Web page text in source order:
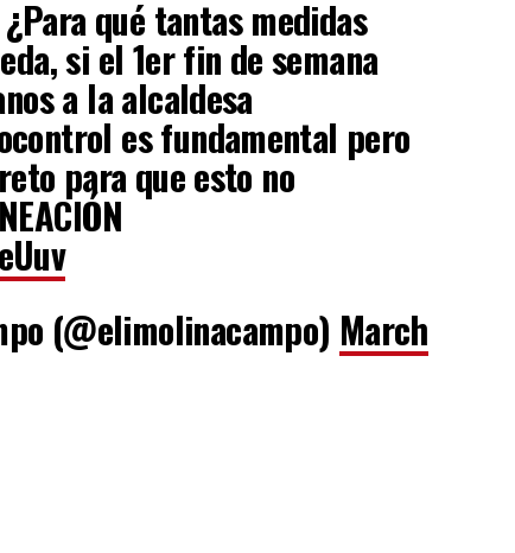
¿Para qué tantas medidas
si el 1er fin de semana
a la alcaldesa
es fundamental pero
para que esto no
(@elimolinacampo) March